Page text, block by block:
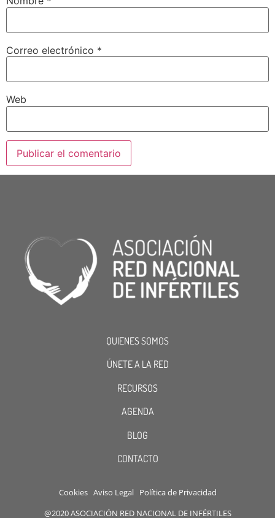
Correo electrónico *
Web
QUIENES SOMOS
ÚNETE A LA RED
RECURSOS
AGENDA
BLOG
CONTACTO
Cookies Aviso Legal Política de Privacidad
@2020 ASOCIACIÓN RED NACIONAL DE INFÉRTILES